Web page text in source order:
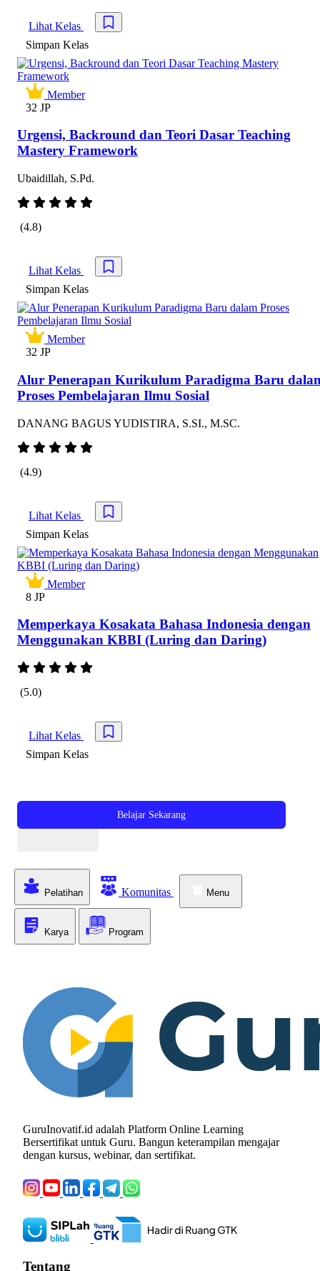
Lihat Kelas Simpan kursus
Simpan Kelas
Member
32 JP
Urgensi, Backround dan Teori Dasar Teaching
Mastery Framework
Ubaidillah, S.Pd.
(4.8)
Lihat Kelas Simpan kursus
Simpan Kelas
Member
32 JP
Alur Penerapan Kurikulum Paradigma Baru
Proses Pembelajaran Ilmu Sosial
DANANG BAGUS YUDISTIRA, S.SI., M.SC.
(4.9)
Lihat Kelas Simpan kursus
Simpan Kelas
Member
8 JP
Memperkaya Kosakata Bahasa Indonesia dengan
Menggunakan KBBI (Luring dan Daring)
(5.0)
Lihat Kelas Simpan kursus
Simpan Kelas
Belajar Sekarang
Pelatihan Komunitas Menu
Karya Program
GuruInovatif.id adalah Platform Online Learning
Bersertifikat untuk Guru. Bangun keterampilan mengajar
dengan kursus, webinar, dan sertifikat.
Tentang